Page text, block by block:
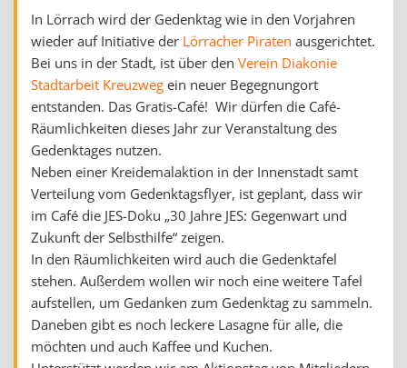
In Lörrach wird der Gedenktag wie in den Vorjahren
wieder auf Initiative der Lörracher Piraten ausgerichtet.
Bei uns in der Stadt, ist über den Verein Diakonie
Stadtarbeit Kreuzweg ein neuer Begegnungort
entstanden. Das Gratis-Café! Wir dürfen die Café-
Räumlichkeiten dieses Jahr zur Veranstaltung des
Gedenktages nutzen.
Neben einer Kreidemalaktion in der Innenstadt samt
Verteilung vom Gedenktagsflyer, ist geplant, dass wir
im Café die JES-Doku „30 Jahre JES: Gegenwart und
Zukunft der Selbsthilfe“ zeigen.
In den Räumlichkeiten wird auch die Gedenktafel
stehen. Außerdem wollen wir noch eine weitere Tafel
aufstellen, um Gedanken zum Gedenktag zu sammeln.
Daneben gibt es noch leckere Lasagne für alle, die
möchten und auch Kaffee und Kuchen.